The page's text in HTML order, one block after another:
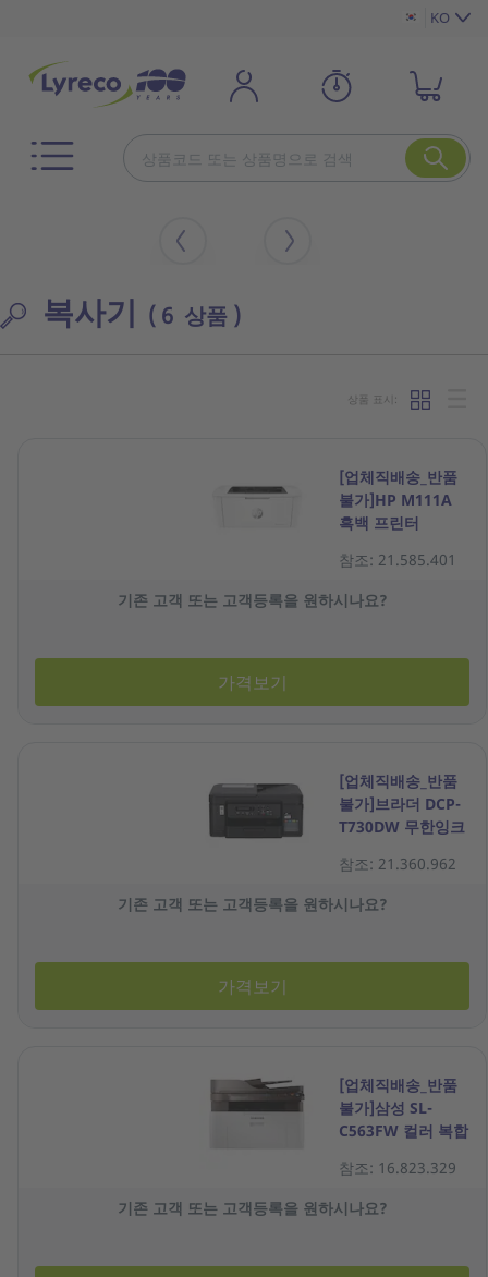
KO
복사기 ( 6 상품 )
상품 표시:
[업체직배송_반품
불가]HP M111A
흑백 프린터
참조: 21.585.401
기존 고객 또는 고객등록을 원하시나요?
가격보기
[업체직배송_반품
불가]브라더 DCP-
T730DW 무한잉크
참조: 21.360.962
기존 고객 또는 고객등록을 원하시나요?
가격보기
[업체직배송_반품
불가]삼성 SL-
C563FW 컬러 복합
참조: 16.823.329
기존 고객 또는 고객등록을 원하시나요?